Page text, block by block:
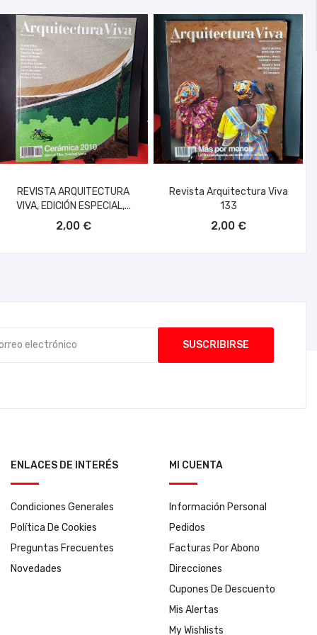
REVISTA ARQUITECTURA
VIVA, EDICIÓN ESPECIAL,...
2,00 €
Revista Arquitectura Viva
133
2,00 €
ENLACES DE INTERÉS
Condiciones Generales
Política De Cookies
Preguntas Frecuentes
Novedades
MI CUENTA
Información Personal
Pedidos
Facturas Por Abono
Direcciones
Cupones De Descuento
Mis Alertas
My Wishlists